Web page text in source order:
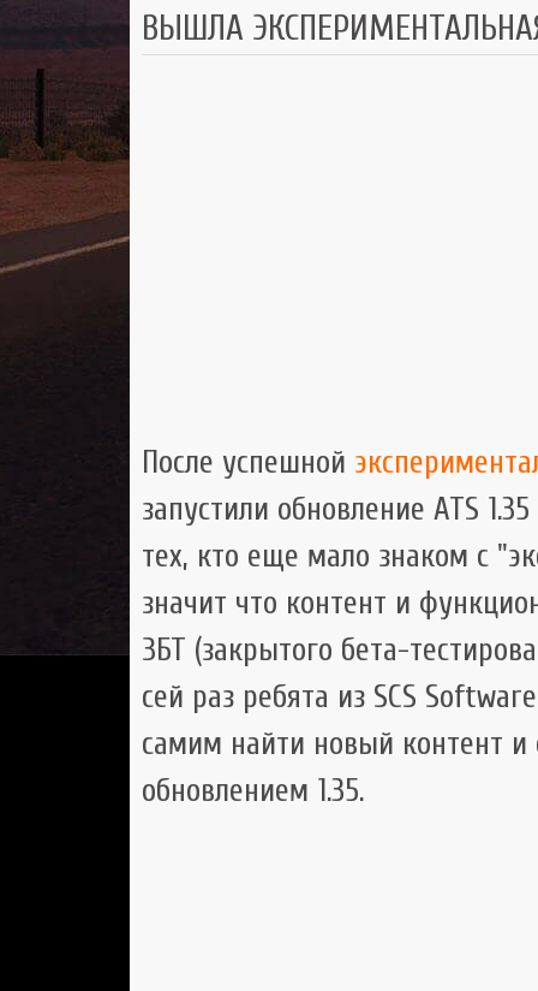
ВЫШЛА
После успешной
запустили обновление ATS
тех, кто еще мало знаком с
значит что контент и
ЗБТ (закрытого бета-
сей раз ребята из SCS
самим найти новый контент
обновлением 1.35.